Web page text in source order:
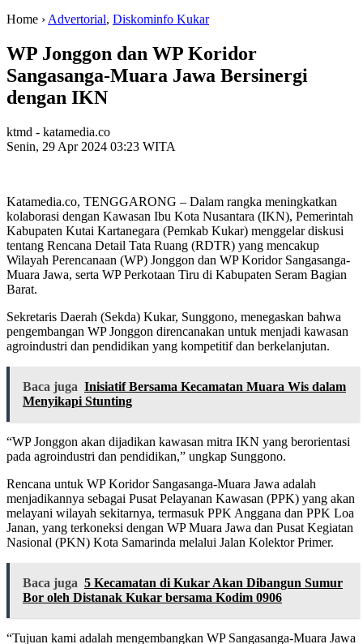
Home › Advertorial, Diskominfo Kukar
WP Jonggon dan WP Koridor
Sangasanga-Muara Jawa Bersinergi
dengan IKN
ktmd - katamedia.co
Senin, 29 Apr 2024 03:23 WITA
Katamedia.co, TENGGARONG – Dalam rangka meningkatkan
kolaborasi dengan Kawasan Ibu Kota Nusantara (IKN), Pemerintah
Kabupaten Kutai Kartanegara (Pemkab Kukar) menggelar diskusi
tentang Rencana Detail Tata Ruang (RDTR) yang mencakup
Wilayah Perencanaan (WP) Jonggon dan WP Koridor Sangasanga-
Muara Jawa, serta WP Perkotaan Tiru di Kabupaten Seram Bagian
Barat.
Sekretaris Daerah (Sekda) Kukar, Sunggono, menegaskan bahwa
pengembangan WP Jonggon direncanakan untuk menjadi kawasan
agroindustri dan pendidikan yang kompetitif dan berkelanjutan.
Baca juga Inisiatif Bersama Kecamatan Muara Wis dalam
Menyikapi Stunting
“WP Jonggon akan dijadikan kawasan mitra IKN yang berorientasi
pada agroindustri dan pendidikan,” ungkap Sunggono.
Rencana untuk WP Koridor Sangasanga-Muara Jawa adalah
menjadikannya sebagai Pusat Pelayanan Kawasan (PPK) yang akan
melayani wilayah sekitarnya, termasuk PPK Anggana dan PPK Loa
Janan, yang terkoneksi dengan WP Muara Jawa dan Pusat Kegiatan
Nasional (PKN) Kota Samarinda melalui Jalan Kolektor Primer.
Baca juga 5 Kecamatan di Kukar Akan Dibangun Sumur
Bor oleh Distanak Kukar bersama Kodim 0906
“Tujuan kami adalah mengembangkan WP Sangasanga-Muara Jawa